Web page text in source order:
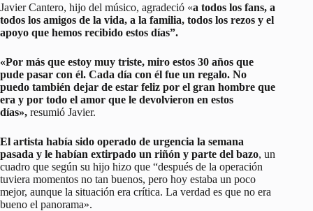
Javier Cantero, hijo del músico, agradeció «a todos los fans, a
todos los amigos de la vida, a la familia, todos los rezos y el
apoyo que hemos recibido estos días”.
«Por más que estoy muy triste, miro estos 30 años que
pude pasar con él. Cada día con él fue un regalo. No
puedo también dejar de estar feliz por el gran hombre que
era y por todo el amor que le devolvieron en estos
días», resumió Javier.
El artista había sido operado de urgencia la semana
pasada y le habían extirpado un riñón y parte del bazo, un
cuadro que según su hijo hizo que “después de la operación
tuviera momentos no tan buenos, pero hoy estaba un poco
mejor, aunque la situación era crítica. La verdad es que no era
bueno el panorama».